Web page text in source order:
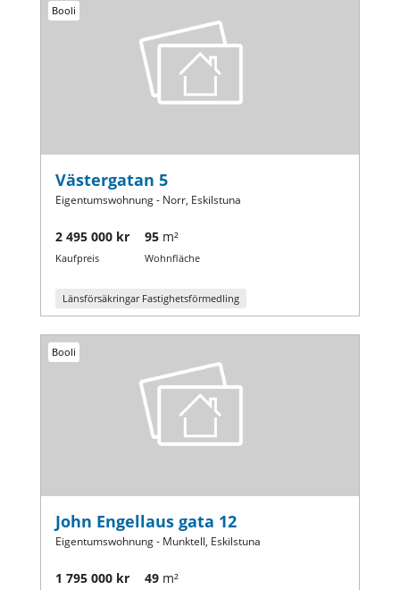
Booli
Västergatan 5
Eigentumswohnung - Norr, Eskilstuna
2 495 000 kr
Kaufpreis
95 m²
Wohnfläche
Länsförsäkringar Fastighetsförmedling
Booli
John Engellaus gata 12
Eigentumswohnung - Munktell, Eskilstuna
1 795 000 kr 49 m²